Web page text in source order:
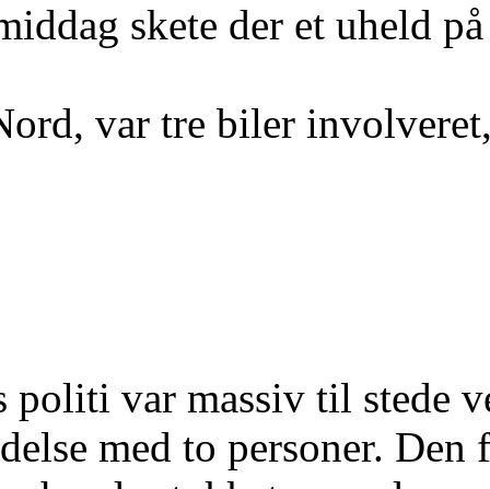
skete der et uheld
var tre biler
var massiv til stede
med to personer. Den